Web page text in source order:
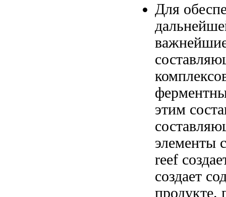
Для
этим
элементы
reef
создает
продукте.